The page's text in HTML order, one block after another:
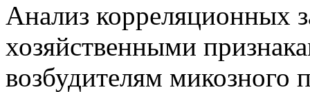
Анализ корреляционных
хозяйственными
возбудителям микозного